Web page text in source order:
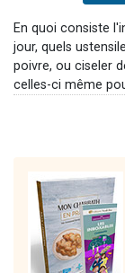
En quoi consiste
jour, quels
poivre, ou ciseler
celles-ci même